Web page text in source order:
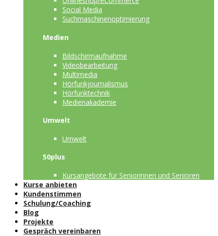
Social Media
Suchmaschinenoptimierung
Medien
Bildschirmaufnahme
Videobearbeitung
Multimedia
Hörfunkjournalismus
Hörfunktechnik
Medienakademie
Umwelt
Umwelt
50plus
Kursangebote für Seniorinnen und Senioren
Kurse anbieten
Kundenstimmen
Schulung/Coaching
Blog
Projekte
Gespräch vereinbaren